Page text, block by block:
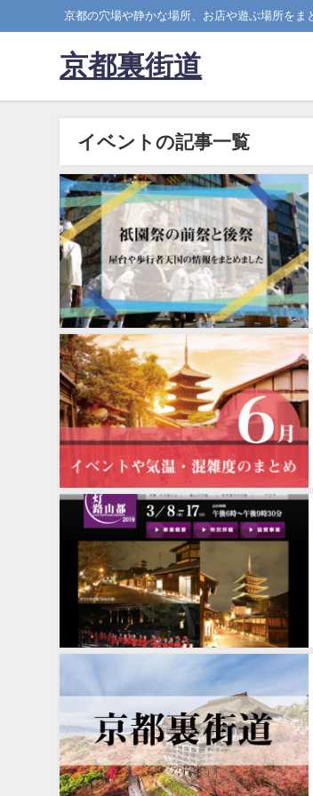
京都の穴場や静かな場所、お店や遊ぶ場所をま
京都裏街道
イベントの記事一覧